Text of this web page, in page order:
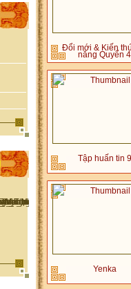
Đổi mới & Kiến
năng Quyển 4
Tập huấn tin 9
Yenka